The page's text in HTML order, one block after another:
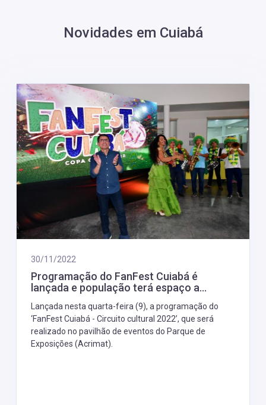
Novidades em Cuiabá
30/11/2022
Programação do FanFest Cuiabá é
lançada e população terá espaço a...
Lançada nesta quarta-feira (9), a programação do
‘FanFest Cuiabá - Circuito cultural 2022’, que será
realizado no pavilhão de eventos do Parque de
Exposições (Acrimat).